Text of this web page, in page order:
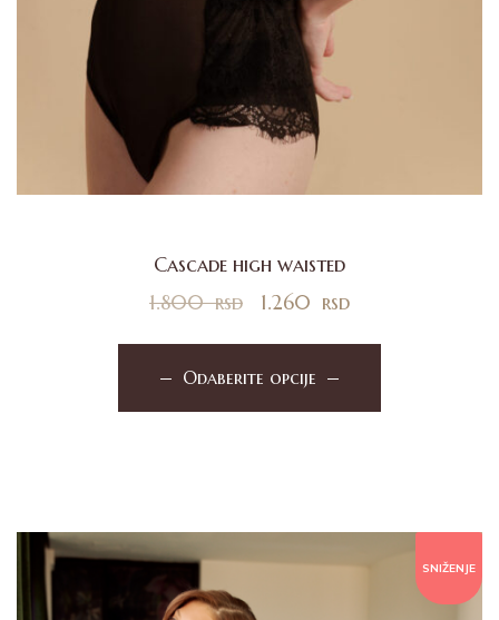
Cascade high waisted
1.800rsd 1.260 rsd
Odaberite opcije
SNIŽENJE